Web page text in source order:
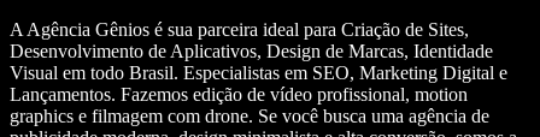
A Agência Gênios é sua parceira ideal para Criação de Sites,
Desenvolvimento de Aplicativos, Design de Marcas, Identidade
Visual em todo Brasil. Especialistas em SEO, Marketing Digital e
Lançamentos. Fazemos edição de vídeo profissional, motion
graphics e filmagem com drone. Se você busca uma agência de